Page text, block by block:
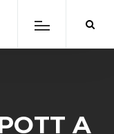
A